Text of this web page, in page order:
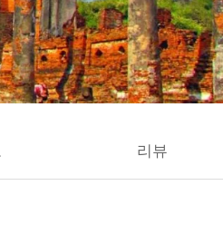
리뷰